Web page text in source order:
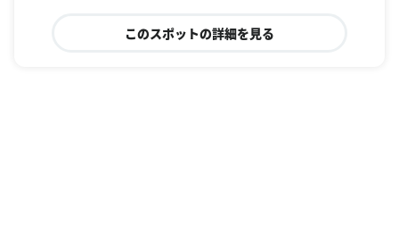
このスポットの詳細を見る